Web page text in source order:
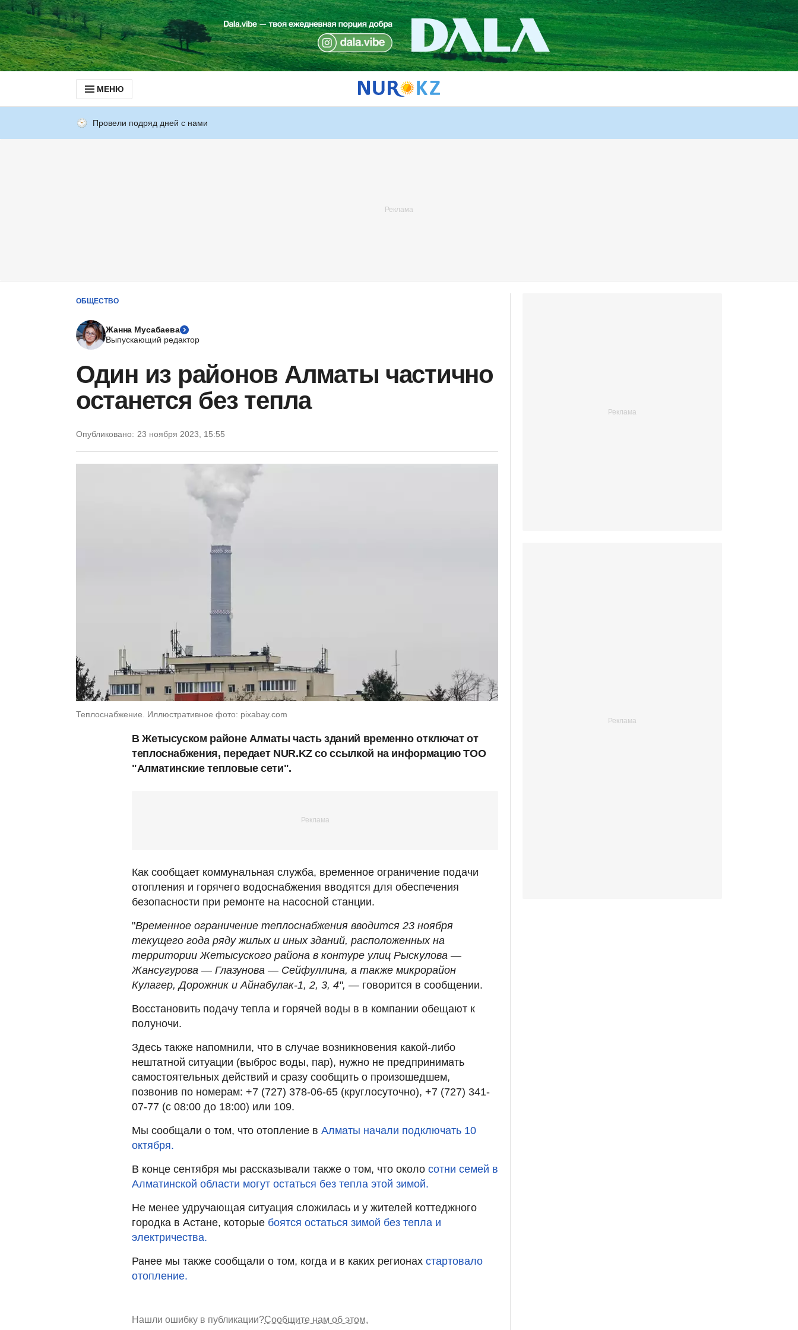
МЕНЮ
Провели подряд дней с нами
ОБЩЕСТВО
Жанна Мусабаева
Выпускающий редактор
Один из районов Алматы частично
останется без тепла
Опубликовано: 23 ноября 2023, 15:55
Теплоснабжение. Иллюстративное фото: pixabay.com
В Жетысуском районе Алматы часть зданий временно отключат от
теплоснабжения, передает NUR.KZ со ссылкой на информацию ТОО
"Алматинские тепловые сети".
Как сообщает коммунальная служба, временное ограничение подачи
отопления и горячего водоснабжения вводятся для обеспечения
безопасности при ремонте на насосной станции.
"Временное ограничение теплоснабжения вводится 23 ноября
текущего года ряду жилых и иных зданий, расположенных на
территории Жетысуского района в контуре улиц Рыскулова —
Жансугурова — Глазунова — Сейфуллина, а также микрорайон
Кулагер, Дорожник и Айнабулак-1, 2, 3, 4", — говорится в сообщении.
Восстановить подачу тепла и горячей воды в в компании обещают к
полуночи.
Здесь также напомнили, что в случае возникновения какой-либо
нештатной ситуации (выброс воды, пар), нужно не предпринимать
самостоятельных действий и сразу сообщить о произошедшем,
позвонив по номерам: +7 (727) 378-06-65 (круглосуточно), +7 (727) 341-
07-77 (с 08:00 до 18:00) или 109.
Мы сообщали о том, что отопление в Алматы начали подключать 10
октября.
В конце сентября мы рассказывали также о том, что около сотни семей в
Алматинской области могут остаться без тепла этой зимой.
Не менее удручающая ситуация сложилась и у жителей коттеджного
городка в Астане, которые боятся остаться зимой без тепла и
электричества.
Ранее мы также сообщали о том, когда и в каких регионах стартовало
отопление.
Нашли ошибку в публикации?Сообщите нам об этом.